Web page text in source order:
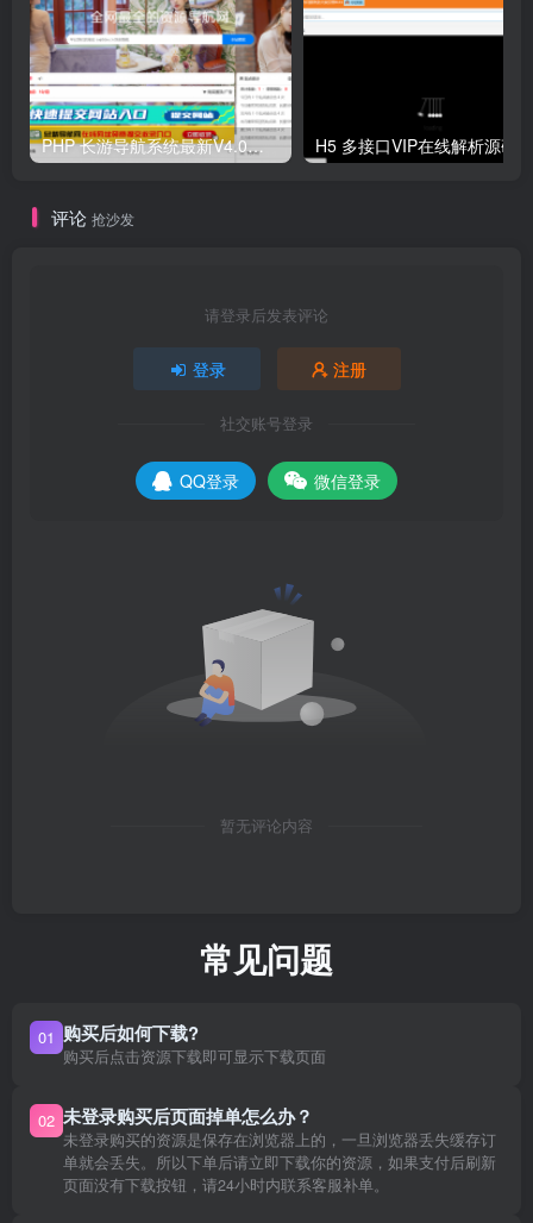
PHP 长游导航系统最新V4.0开源可运营正版 源码 H5 多接口VIP在线解析源码
评论 抢沙发
请登录后发表评论
登录 注册
社交账号登录
QQ登录 微信登录
暂无评论内容
常见问题
01 购买后如何下载?
购买后点击资源下载即可显示下载页面
02 未登录购买后页面掉单怎么办？
未登录购买的资源是保存在浏览器上的，一旦浏览器丢失缓存订
单就会丢失。所以下单后请立即下载你的资源，如果支付后刷新
页面没有下载按钮，请24小时内联系客服补单。